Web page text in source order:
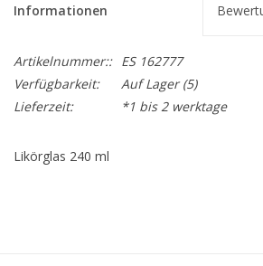
Informationen
Artikelnummer:: ES 162777
Verfügbarkeit:
Auf Lager(5)
Lieferzeit:
*1 bis 2 werktage
Likörglas 240 ml